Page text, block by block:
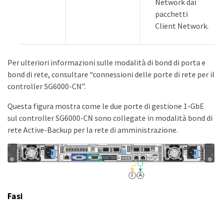
pacchetti
Client Network.
Per ulteriori informazioni sulle modalità di bond di porta e
bond di rete, consultare “connessioni delle porte di rete per il
controller SG6000-CN”.
Questa figura mostra come le due porte di gestione 1-GbE
sul controller SG6000-CN sono collegate in modalità bond di
rete Active-Backup per la rete di amministrazione.
Fasi